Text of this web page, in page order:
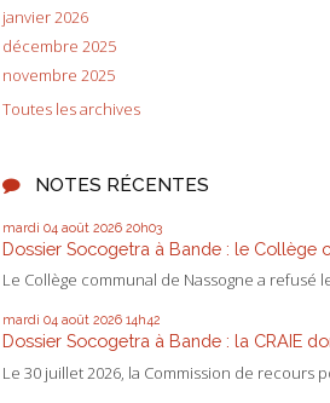
janvier 2026
décembre 2025
novembre 2025
Toutes les archives
NOTES RÉCENTES
mardi 04 août 2026 20h03
Dossier Socogetra à Bande : le Collège
Le Collège communal de Nassogne a refusé
mardi 04 août 2026 14h42
Dossier Socogetra à Bande : la CRAIE
Le 30 juillet 2026, la Commission de recours